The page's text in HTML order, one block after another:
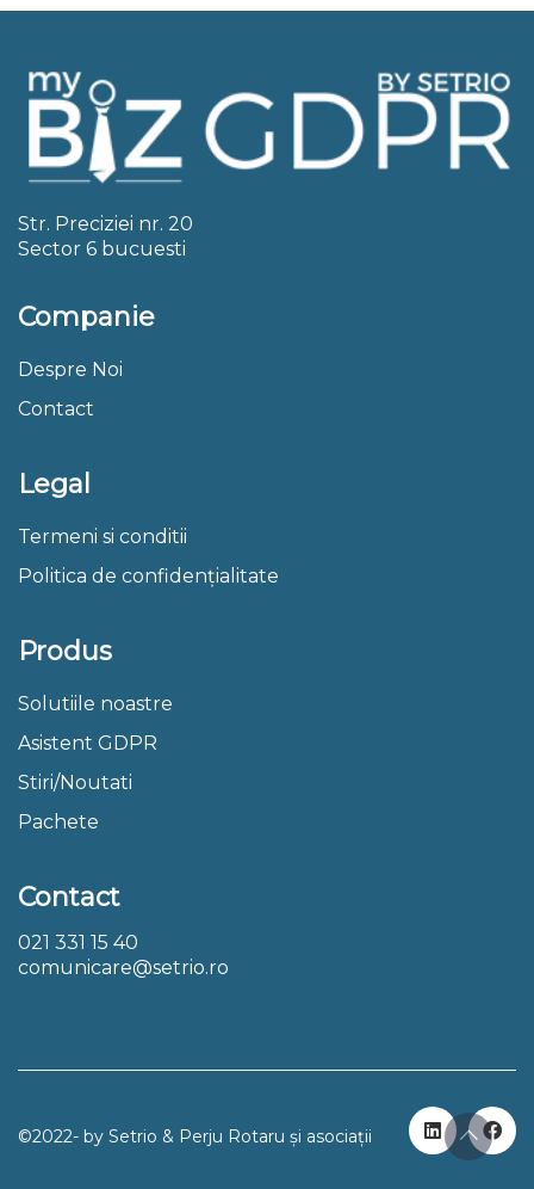
Str. Preciziei nr. 20
Sector 6 bucuesti
Companie
Despre Noi
Contact
Legal
Termeni si conditii
Politica de confidențialitate
Produs
Solutiile noastre
Asistent GDPR
Stiri/Noutati
Pachete
Contact
021 331 15 40
comunicare@setrio.ro
©2022- by Setrio & Perju Rotaru și asociații